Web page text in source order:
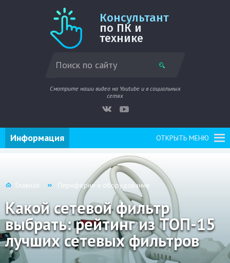
Консультант
по ПК и
технике
Смотрите наши видео на Youtube и в социальных
сетях
ОТКРЫТЬ МЕНЮ
Информация
Главная Периферия и оборудование
Какой сетевой фильтр
выбрать: рейтинг из ТОП-15
лучших сетевых фильтров